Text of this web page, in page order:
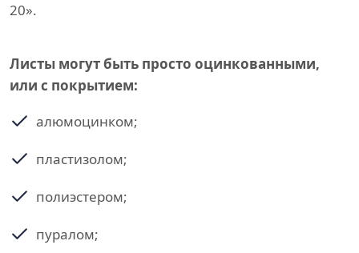
20».
Листы могут быть просто оцинкованными,
или с покрытием:
алюмоцинком;
пластизолом;
полиэстером;
пуралом;